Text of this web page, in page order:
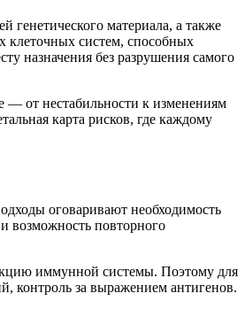
материала, а также
клеточных систем, способных
назначения без разрушения самого
— от нестабильности к изменениям
карта рисков, где каждому
оговаривают необходимость
возможность повторного
иммунной системы. Поэтому для
контроль за выражением антигенов.